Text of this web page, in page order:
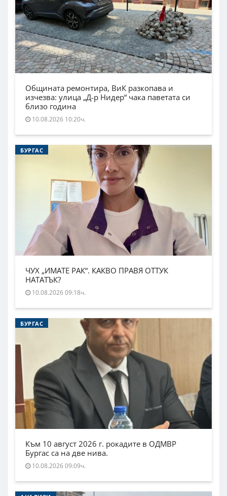
Общината ремонтира, ВиК разкопава и
изчезва: улица „Д-р Нидер“ чака паветата си
близо година
10.08.2026 10:20ч.
БУРГАС
ЧУХ „ИМАТЕ РАК“. КАКВО ПРАВЯ ОТТУК
НАТАТЪК?
10.08.2026 09:18ч.
БУРГАС
Към 10 август 2026 г. рокадите в ОДМВР
Бургас са на две нива.
10.08.2026 09:09ч.